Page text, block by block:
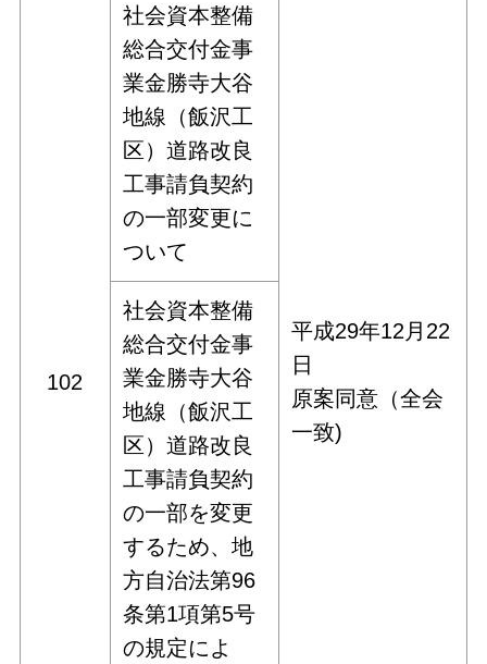
102
社会資本整備
総合交付金事
業金勝寺大谷
地線（飯沢工
区）道路改良
工事請負契約
の一部変更に
ついて
平成29年12月22
日
原案同意（全会
一致)
社会資本整備
総合交付金事
業金勝寺大谷
地線（飯沢工
区）道路改良
工事請負契約
の一部を変更
するため、地
方自治法第96
条第1項第5号
の規定によ